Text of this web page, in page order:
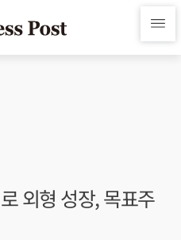
외형 성장, 목표주